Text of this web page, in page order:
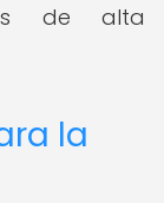
de alta
la